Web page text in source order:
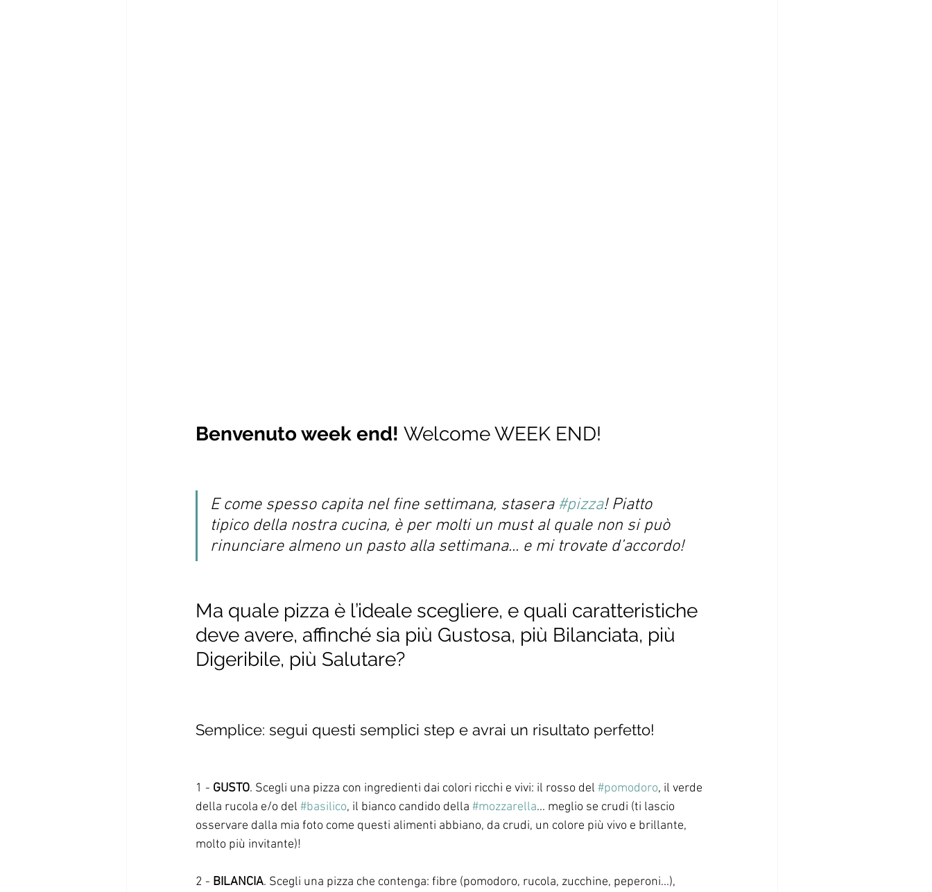
Benvenuto week end! Welcome WEEK END!
E come spesso capita nel fine settimana, stasera #pizza! Piatto
tipico della nostra cucina, è per molti un must al quale non si può
rinunciare almeno un pasto alla settimana... e mi trovate d’accordo!
Ma quale pizza è l’ideale scegliere, e quali caratteristiche
deve avere, affinché sia più Gustosa, più Bilanciata, più
Digeribile, più Salutare?
Semplice: segui questi semplici step e avrai un risultato perfetto!
1 - GUSTO. Scegli una pizza con ingredienti dai colori ricchi e vivi: il rosso del #pomodoro, il verde
della rucola e/o del #basilico, il bianco candido della #mozzarella... meglio se crudi (ti lascio
osservare dalla mia foto come questi alimenti abbiano, da crudi, un colore più vivo e brillante,
molto più invitante)!
2 - BILANCIA. Scegli una pizza che contenga: fibre (pomodoro, rucola, zucchine, peperoni...),